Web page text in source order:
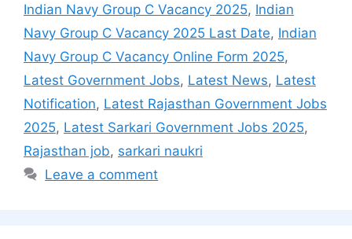
Indian Navy Group C Vacancy 2025, Indian
Navy Group C Vacancy 2025 Last Date, Indian
Navy Group C Vacancy Online Form 2025,
Latest Government Jobs, Latest News, Latest
Notification, Latest Rajasthan Government Jobs
2025, Latest Sarkari Government Jobs 2025,
Rajasthan job, sarkari naukri
Leave a comment